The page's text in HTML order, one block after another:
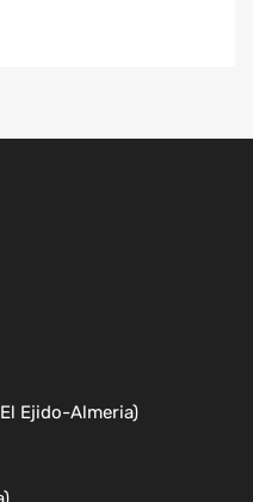
Ejido-Almeria)